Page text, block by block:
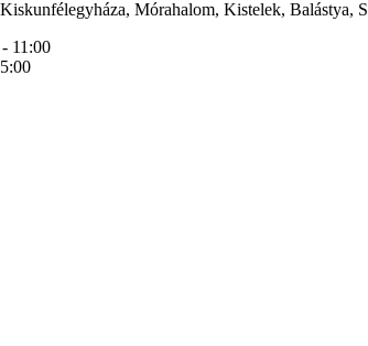
Mórahalom, Kistelek, Balástya,
11:00